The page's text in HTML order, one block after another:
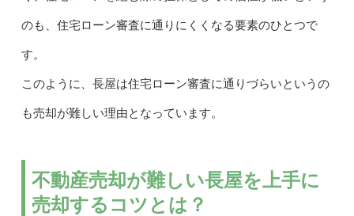
のも、住宅ローン審査に通りにくくなる要素のひとつで
す。
このように、長屋は住宅ローン審査に通りづらいというの
も売却が難しい理由となっています。
不動産売却が難しい長屋を上手に
売却するコツとは？